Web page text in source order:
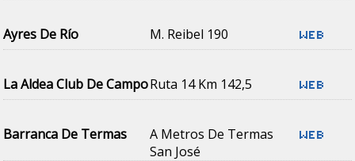
Ayres De Río M. Reibel 190
La Aldea Club De CampoRuta 14 Km 142,5
Barranca De Termas
A Metros De Termas
San José